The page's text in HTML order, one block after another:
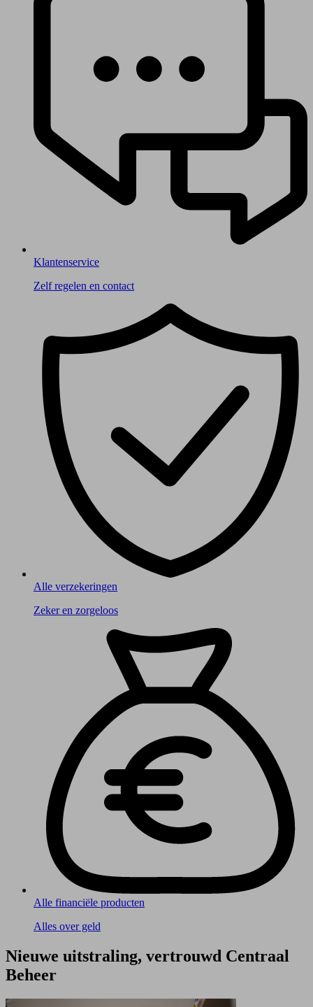
Klantenservice
Zelf regelen en contact
Alle verzekeringen
Zeker en zorgeloos
Alle financiële producten
Alles over geld
Nieuwe uitstraling, vertrouwd Centraal
Beheer